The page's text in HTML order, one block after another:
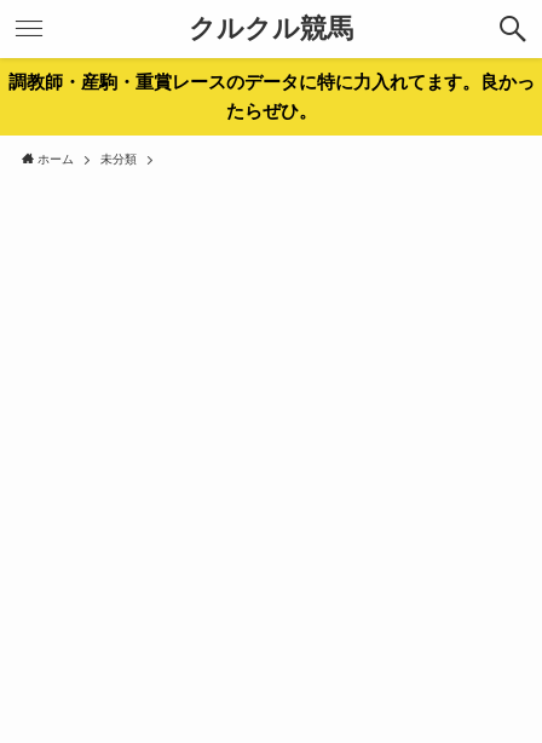
クルクル競馬
調教師・産駒・重賞レースのデータに特に力入れてます。良かっ
たらぜひ。
ホーム 未分類